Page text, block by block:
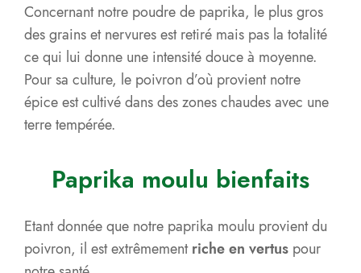
Concernant notre poudre de paprika, le plus gros
des grains et nervures est retiré mais pas la totalité
ce qui lui donne une intensité douce à moyenne.
Pour sa culture, le poivron d’où provient notre
épice est cultivé dans des zones chaudes avec une
terre tempérée.
Paprika moulu bienfaits
Etant donnée que notre paprika moulu provient du
poivron, il est extrêmementriche en vertus pour